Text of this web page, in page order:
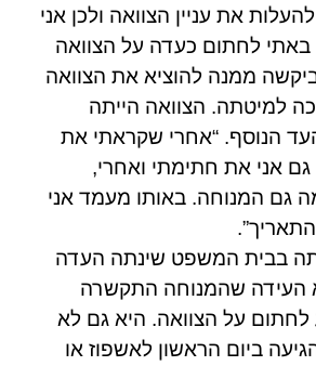
את עניין הצוואה ולכן אני
באתי לחתום כעדה על הצוואה
ממנה להוציא את הצוואה
למיטתה. הצוואה הייתה
הנוסף. “אחרי שקראתי את
גם אני את חתימתי ואחרי,
גם המנוחה. באותו מעמד אני
בבית המשפט שינתה העדה
העידה שהמנוחה התקשרה
לחתום על הצוואה. היא גם לא
ביום הראשון לאשפוז או